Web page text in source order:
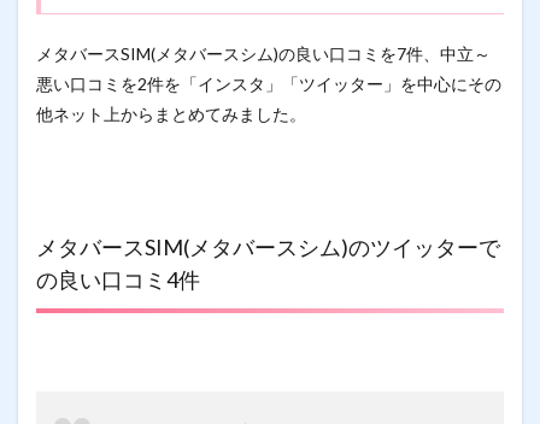
メタバースSIM(メタバースシム)の良い口コミを7件、中立～
悪い口コミを2件を「インスタ」「ツイッター」を中心にその
他ネット上からまとめてみました。
メタバースSIM(メタバースシム)のツイッターで
の良い口コミ4件